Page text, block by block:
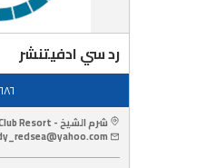
رد سي ادفيتنشر
شرم الشيخ - Charmillion Club Resort